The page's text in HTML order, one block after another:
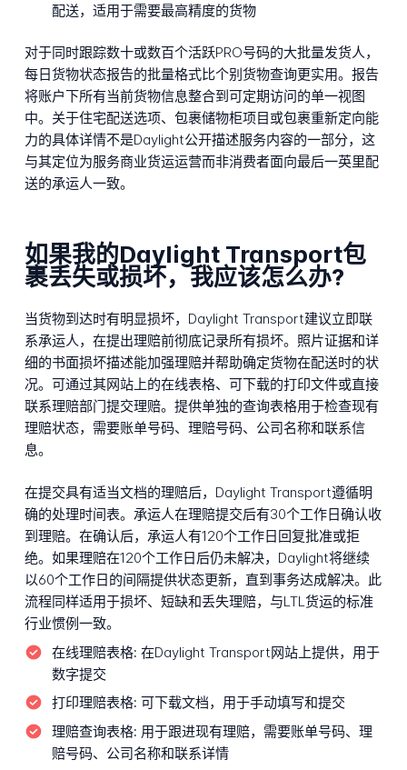
配送，适用于需要最高精度的货物
对于同时跟踪数十或数百个活跃PRO号码的大批量发货人，
每日货物状态报告的批量格式比个别货物查询更实用。报告
将账户下所有当前货物信息整合到可定期访问的单一视图
中。关于住宅配送选项、包裹储物柜项目或包裹重新定向能
力的具体详情不是Daylight公开描述服务内容的一部分，这
与其定位为服务商业货运运营而非消费者面向最后一英里配
送的承运人一致。
如果我的Daylight Transport包
裹丢失或损坏，我应该怎么办?
当货物到达时有明显损坏，Daylight Transport建议立即联
系承运人，在提出理赔前彻底记录所有损坏。照片证据和详
细的书面损坏描述能加强理赔并帮助确定货物在配送时的状
况。可通过其网站上的在线表格、可下载的打印文件或直接
联系理赔部门提交理赔。提供单独的查询表格用于检查现有
理赔状态，需要账单号码、理赔号码、公司名称和联系信
息。
在提交具有适当文档的理赔后，Daylight Transport遵循明
确的处理时间表。承运人在理赔提交后有30个工作日确认收
到理赔。在确认后，承运人有120个工作日回复批准或拒
绝。如果理赔在120个工作日后仍未解决，Daylight将继续
以60个工作日的间隔提供状态更新，直到事务达成解决。此
流程同样适用于损坏、短缺和丢失理赔，与LTL货运的标准
行业惯例一致。
在线理赔表格: 在Daylight Transport网站上提供，用于
数字提交
打印理赔表格: 可下载文档，用于手动填写和提交
理赔查询表格: 用于跟进现有理赔，需要账单号码、理
赔号码、公司名称和联系详情